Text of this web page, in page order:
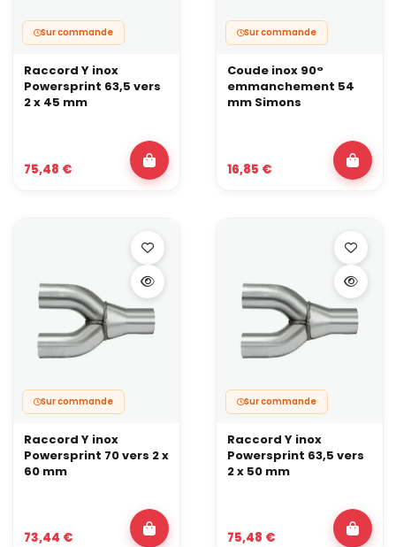
Sur commande
Raccord Y inox
Powersprint 63,5 vers
2 x 45 mm
75,48 €
Sur commande
Coude inox 90°
emmanchement 54
mm Simons
16,85 €
Sur commande
Raccord Y inox
Powersprint 70 vers 2 x
60 mm
73,44 €
Sur commande
Raccord Y inox
Powersprint 63,5 vers
2 x 50 mm
75,48 €